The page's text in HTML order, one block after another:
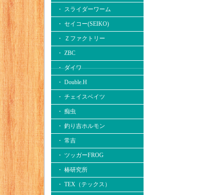
・ スライダーワーム
・ セイコー(SEIKO)
・ Ｚファクトリー
・ ZBC
・ ダイワ
・ Double.H
・ チェイスベイツ
・ 痴虫
・ 釣り吉ホルモン
・ 常吉
・ ツッガーFROG
・ 椿研究所
・ TEX（テックス）